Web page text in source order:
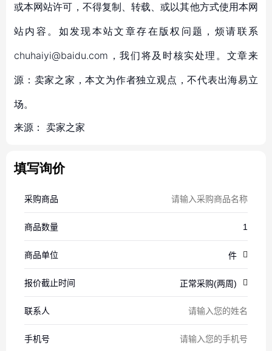
或本网站许可，不得复制、转载、或以其他方式使用本网
站内容。如发现本站文章存在版权问题，烦请联系
chuhaiyi@baidu.com，我们将及时核实处理。文章来
源：卖家之家，本文为作者独立观点，不代表出海易立
场。
来源： 卖家之家
填写询价